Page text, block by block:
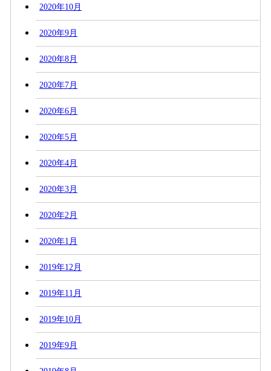
2020年10月
2020年9月
2020年8月
2020年7月
2020年6月
2020年5月
2020年4月
2020年3月
2020年2月
2020年1月
2019年12月
2019年11月
2019年10月
2019年9月